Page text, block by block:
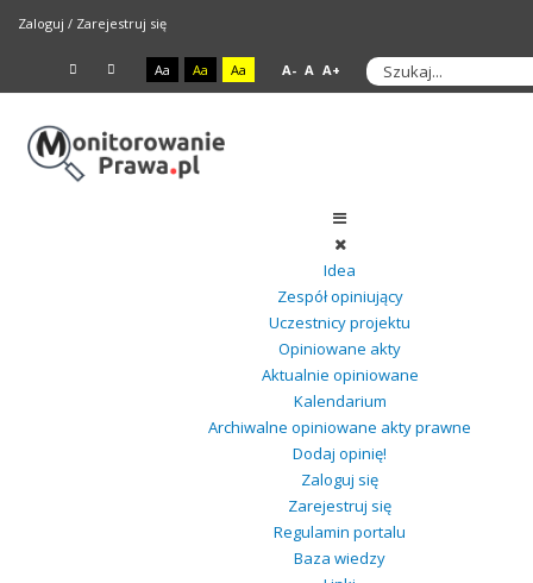
Zaloguj / Zarejestruj się
Aa Aa Aa A- A A+
Idea
Zespół opiniujący
Uczestnicy projektu
Opiniowane akty
Aktualnie opiniowane
Kalendarium
Archiwalne opiniowane akty prawne
Dodaj opinię!
Zaloguj się
Zarejestruj się
Regulamin portalu
Baza wiedzy